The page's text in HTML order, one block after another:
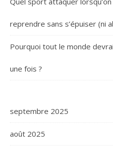
reprendre sans s’épuiser (ni
Pourquoi tout le monde
une fois ?
septembre 2025
août 2025